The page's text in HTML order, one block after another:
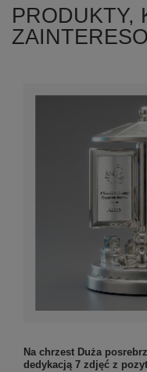
PRODUKTY,
Na chrzest Duża
dedykacją 7 zdjęć z